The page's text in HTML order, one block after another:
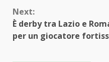
Next:
È derby tra Lazio e
per un giocatore